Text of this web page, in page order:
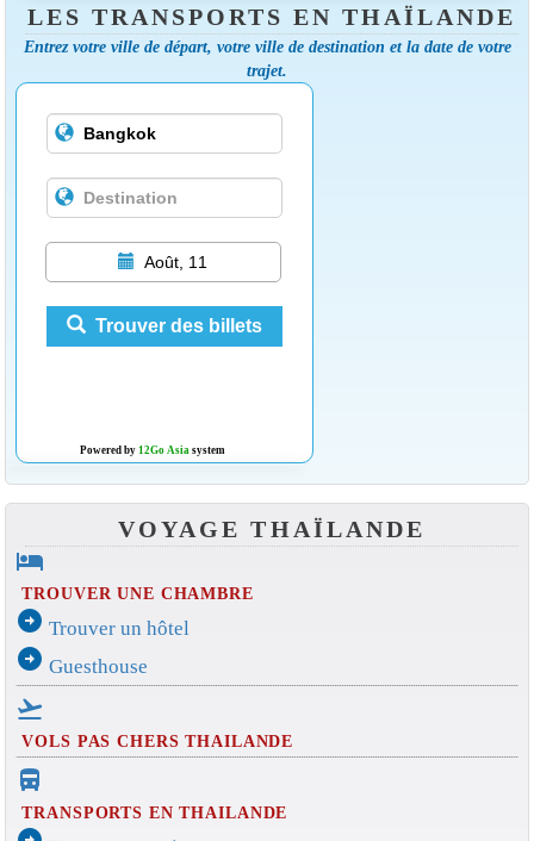
LES TRANSPORTS EN THAÏLANDE
Entrez votre ville de départ, votre ville de destination et la date de votre
trajet.
Août, 11
Trouver des billets
Powered by 12Go Asiasystem
VOYAGE THAÏLANDE
hotel
TROUVER UNE CHAMBRE
arrow_circle_right Trouver un hôtel
arrow_circle_right Guesthouse
flight_takeoff
VOLS PAS CHERS THAILANDE
directions_bus_filled
TRANSPORTS EN THAILANDE